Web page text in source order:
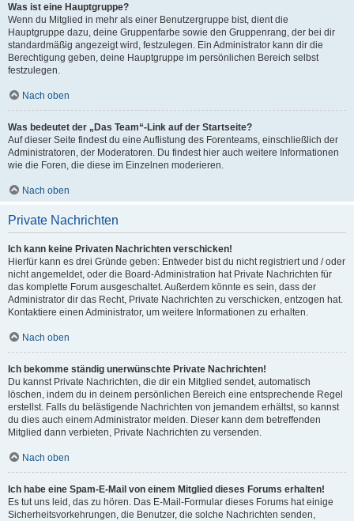
Was ist eine Hauptgruppe?
Wenn du Mitglied in mehr als einer Benutzergruppe bist, dient die
Hauptgruppe dazu, deine Gruppenfarbe sowie den Gruppenrang, der bei dir
standardmäßig angezeigt wird, festzulegen. Ein Administrator kann dir die
Berechtigung geben, deine Hauptgruppe im persönlichen Bereich selbst
festzulegen.
Nach oben
Was bedeutet der „Das Team“-Link auf der Startseite?
Auf dieser Seite findest du eine Auflistung des Forenteams, einschließlich der
Administratoren, der Moderatoren. Du findest hier auch weitere Informationen
wie die Foren, die diese im Einzelnen moderieren.
Nach oben
Private Nachrichten
Ich kann keine Privaten Nachrichten verschicken!
Hierfür kann es drei Gründe geben: Entweder bist du nicht registriert und / oder
nicht angemeldet, oder die Board-Administration hat Private Nachrichten für
das komplette Forum ausgeschaltet. Außerdem könnte es sein, dass der
Administrator dir das Recht, Private Nachrichten zu verschicken, entzogen hat.
Kontaktiere einen Administrator, um weitere Informationen zu erhalten.
Nach oben
Ich bekomme ständig unerwünschte Private Nachrichten!
Du kannst Private Nachrichten, die dir ein Mitglied sendet, automatisch
löschen, indem du in deinem persönlichen Bereich eine entsprechende Regel
erstellst. Falls du belästigende Nachrichten von jemandem erhältst, so kannst
du dies auch einem Administrator melden. Dieser kann dem betreffenden
Mitglied dann verbieten, Private Nachrichten zu versenden.
Nach oben
Ich habe eine Spam-E-Mail von einem Mitglied dieses Forums erhalten!
Es tut uns leid, das zu hören. Das E-Mail-Formular dieses Forums hat einige
Sicherheitsvorkehrungen, die Benutzer, die solche Nachrichten senden,